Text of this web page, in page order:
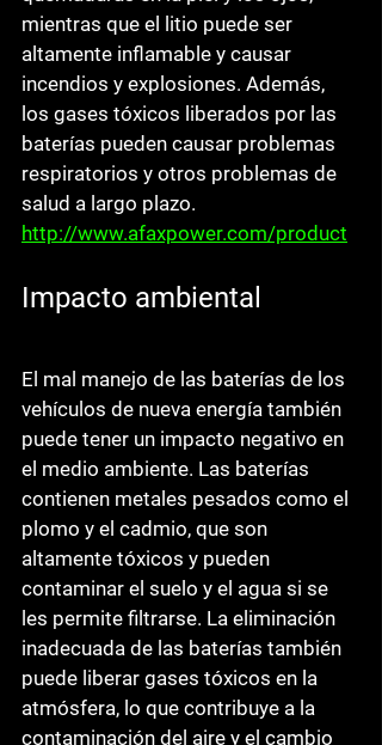
mientras que el litio puede ser
altamente inflamable y causar
incendios y explosiones. Además,
los gases tóxicos liberados por las
baterías pueden causar problemas
respiratorios y otros problemas de
salud a largo plazo.
http://www.afaxpower.com/product
Impacto ambiental
El mal manejo de las baterías de los
vehículos de nueva energía también
puede tener un impacto negativo en
el medio ambiente. Las baterías
contienen metales pesados como el
plomo y el cadmio, que son
altamente tóxicos y pueden
contaminar el suelo y el agua si se
les permite filtrarse. La eliminación
inadecuada de las baterías también
puede liberar gases tóxicos en la
atmósfera, lo que contribuye a la
contaminación del aire y el cambio